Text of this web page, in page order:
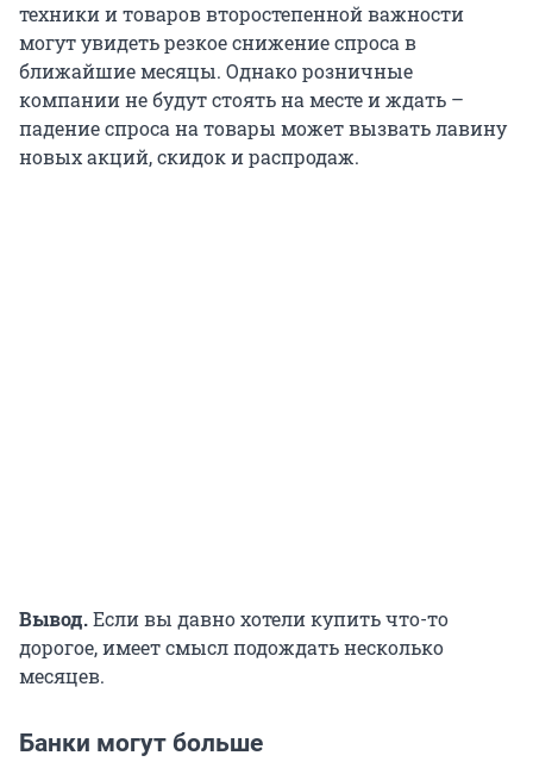
техники и товаров второстепенной важности
могут увидеть резкое снижение спроса в
ближайшие месяцы. Однако розничные
компании не будут стоять на месте и ждать –
падение спроса на товары может вызвать лавину
новых акций, скидок и распродаж.
Вывод.Если вы давно хотели купить что-то
дорогое, имеет смысл подождать несколько
месяцев.
Банки могут больше